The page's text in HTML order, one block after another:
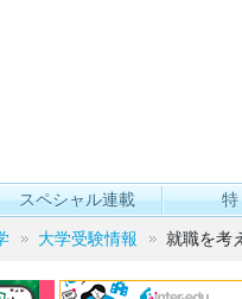
スペシャル連載
大学受験情報 就職を考